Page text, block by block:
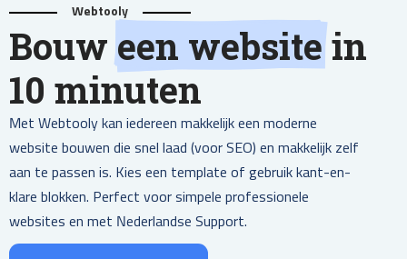
Webtooly
Bouw een website in
10 minuten
Met Webtooly kan iedereen makkelijk een moderne
website bouwen die snel laad (voor SEO) en makkelijk zelf
aan te passen is. Kies een template of gebruik kant-en-
klare blokken. Perfect voor simpele professionele
websites en met Nederlandse Support.